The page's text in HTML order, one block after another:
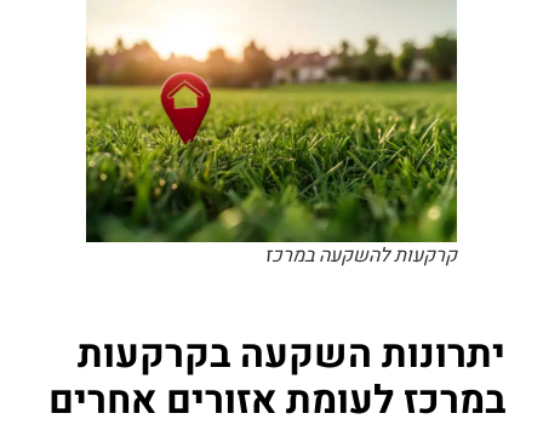
קרקעות להשקעה במרכז
יתרונות השקעה בקרקעות
במרכז לעומת אזורים אחרים